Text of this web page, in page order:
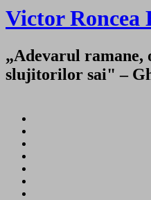
Victor Roncea
„Adevarul
slujitorilor sai" –